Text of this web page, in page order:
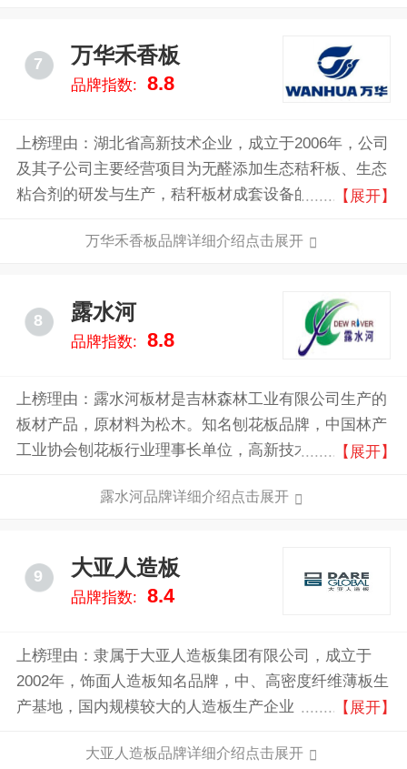
7 万华禾香板
品牌指数: 8.8
上榜理由：湖北省高新技术企业，成立于2006年，公司
及其子公司主要经营项目为无醛添加生态秸秆板、生态
粘合剂的研发与生产，秸秆板材成套设备的研发与制
行业智能化信息化整体解决方案的研发和平台运营。
【展开】
万华禾香板品牌详细介绍点击展开
8 露水河
品牌指数: 8.8
上榜理由：露水河板材是吉林森林工业有限公司生产的
板材产品，原材料为松木。知名刨花板品牌，中国林产
工业协会刨花板行业理事长单位，高新技术企业，林工
【展开】
露水河品牌详细介绍点击展开
9 大亚人造板
品牌指数: 8.4
上榜理由：隶属于大亚人造板集团有限公司，成立于
2002年，饰面人造板知名品牌，中、高密度纤维薄板生
产基地，国内规模较大的人造板生产企业，主要生产多
层实木复合地板、高档家具等。公司深入贯彻绿色发展
【展开】
大亚人造板品牌详细介绍点击展开